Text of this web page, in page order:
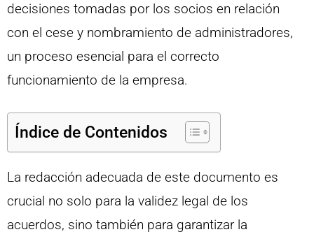
decisiones tomadas por los socios en relación
con el cese y nombramiento de administradores,
un proceso esencial para el correcto
funcionamiento de la empresa.
Índice de Contenidos
La redacción adecuada de este documento es
crucial no solo para la validez legal de los
acuerdos, sino también para garantizar la